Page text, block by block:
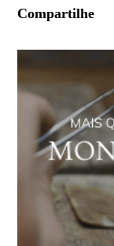
Compartilhe